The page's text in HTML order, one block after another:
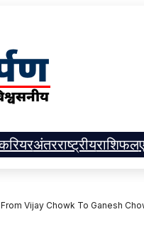
अंतरराष्ट्रीयराशिफल
Vijay Chowk To Ganesh